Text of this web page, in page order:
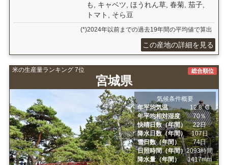
も, キャベツ, ほうれん草, 春菊, 茄子,
トマト, そら豆
(*)2024年以前までの過去19年間の平均値で算出
この産地の詳細を見る
米の生産量ランキング 7位
宮城県
総合順位
気候条件概要
年平均気温
12.8ﾟC
年平均相対湿度
70％
快晴日数（年間）
22日
降水日数（年間）
107日
雪日数（年間）
74日
日照時間（年間）2093時間
降水量（年間）
1417mm